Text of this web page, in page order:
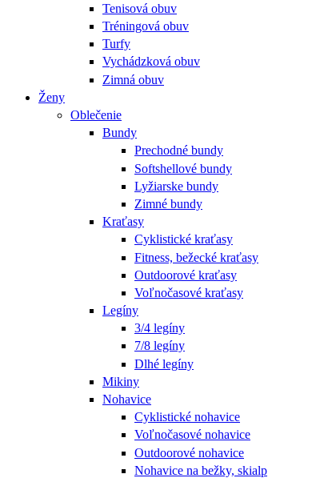
Tenisová obuv
Tréningová obuv
Turfy
Vychádzková obuv
Zimná obuv
Ženy
Oblečenie
Bundy
Prechodné bundy
Softshellové bundy
Lyžiarske bundy
Zimné bundy
Kraťasy
Cyklistické kraťasy
Fitness, bežecké kraťasy
Outdoorové kraťasy
Voľnočasové kraťasy
Legíny
3/4 legíny
7/8 legíny
Dlhé legíny
Mikiny
Nohavice
Cyklistické nohavice
Voľnočasové nohavice
Outdoorové nohavice
Nohavice na bežky, skialp